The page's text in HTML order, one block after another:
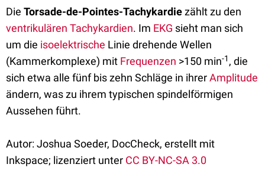
Die Torsade-de-Pointes-Tachykardiezählt zu den
ventrikulären Tachykardien. Im EKG sieht man sich
um die isoelektrische Linie drehende Wellen
(Kammerkomplexe) mit Frequenzen >150 min-1 , die
sich etwa alle fünf bis zehn Schläge in ihrerAmplitude
ändern, was zu ihrem typischen spindelförmigen
Aussehen führt.
Autor: Joshua Soeder, DocCheck, erstellt mit
Inkspace; lizenziert unter CC BY-NC-SA 3.0